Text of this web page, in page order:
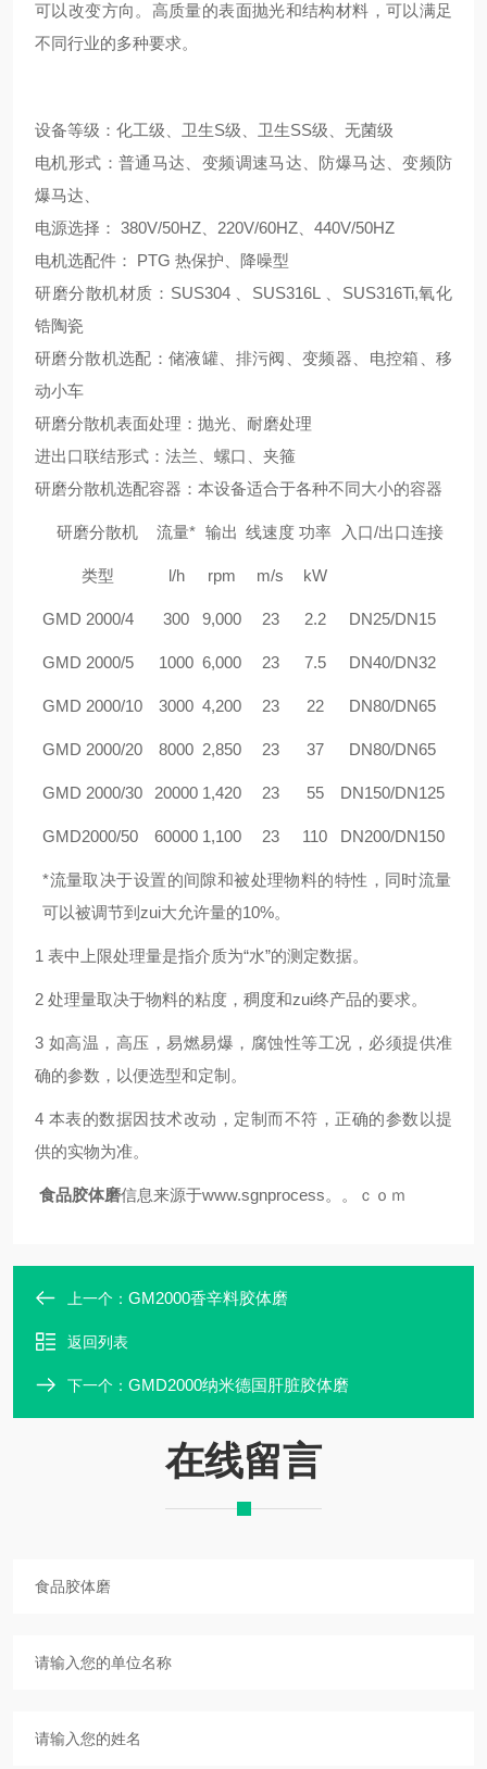
可以改变方向。高质量的表面抛光和结构材料，可以满足
不同行业的多种要求。
设备等级：化工级、卫生S级、卫生SS级、无菌级
电机形式：普通马达、变频调速马达、防爆马达、变频防
爆马达、
电源选择： 380V/50HZ、220V/60HZ、440V/50HZ
电机选配件： PTG 热保护、降噪型
研磨分散机材质：SUS304 、SUS316L 、SUS316Ti,氧化
锆陶瓷
研磨分散机选配：储液罐、排污阀、变频器、电控箱、移
动小车
研磨分散机表面处理：抛光、耐磨处理
进出口联结形式：法兰、螺口、夹箍
研磨分散机选配容器：本设备适合于各种不同大小的容器
研磨分散机 流量* 输出 线速度 功率 入口/出口连接
类型 l/h rpm m/s kW
GMD 2000/4 300 9,000 23 2.2 DN25/DN15
GMD 2000/5 1000 6,000 23 7.5 DN40/DN32
GMD 2000/10 3000 4,200 23 22 DN80/DN65
GMD 2000/20 8000 2,850 23 37 DN80/DN65
GMD 2000/30 20000 1,420 23 55 DN150/DN125
GMD2000/50 60000 1,100 23 110 DN200/DN150
*流量取决于设置的间隙和被处理物料的特性，同时流量
可以被调节到zui大允许量的10%。
1 表中上限处理量是指介质为“水”的测定数据。
2 处理量取决于物料的粘度，稠度和zui终产品的要求。
3 如高温，高压，易燃易爆，腐蚀性等工况，必须提供准
确的参数，以便选型和定制。
4 本表的数据因技术改动，定制而不符，正确的参数以提
供的实物为准。
食品胶体磨信息来源于www.sgnprocess。。ｃｏｍ
上一个： GM2000香辛料胶体磨
返回列表
下一个： GMD2000纳米德国肝脏胶体磨
在线留言